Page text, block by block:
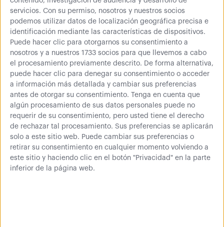
servicios. Con su permiso, nosotros y nuestros socios
podemos utilizar datos de localización geográfica precisa e
identificación mediante las características de dispositivos.
Puede hacer clic para otorgarnos su consentimiento a
nosotros y a nuestros 1733 socios para que llevemos a cabo
el procesamiento previamente descrito. De forma alternativa,
puede hacer clic para denegar su consentimiento o acceder
a información más detallada y cambiar sus preferencias
antes de otorgar su consentimiento. Tenga en cuenta que
algún procesamiento de sus datos personales puede no
requerir de su consentimiento, pero usted tiene el derecho
de rechazar tal procesamiento. Sus preferencias se aplicarán
solo a este sitio web. Puede cambiar sus preferencias o
retirar su consentimiento en cualquier momento volviendo a
este sitio y haciendo clic en el botón "Privacidad" en la parte
inferior de la página web.
Cantidad
4,90 € 1,96 € Comprar
2,37 € (IVA inc.)
Más información